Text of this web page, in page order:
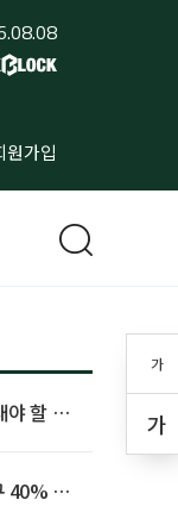
원가입
가
가
야 할 사
40% 노